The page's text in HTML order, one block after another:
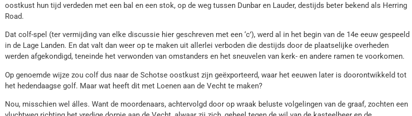
oostkust hun tijd verdeden met een bal en een stok, op de weg tussen Dunbar en Lauder, destijds beter bekend als Herring
Road.
Dat colf-spel (ter vermijding van elke discussie hier geschreven met een ‘c’), werd al in het begin van de 14e eeuw gespeeld
in de Lage Landen. En dat valt dan weer op te maken uit allerlei verboden die destijds door de plaatselijke overheden
werden afgekondigd, teneinde het verwonden van omstanders en het sneuvelen van kerk- en andere ramen te voorkomen.
Op genoemde wijze zou colf dus naar de Schotse oostkust zijn geëxporteerd, waar het eeuwen later is doorontwikkeld tot
het hedendaagse golf. Maar wat heeft dit met Loenen aan de Vecht te maken?
Nou, misschien wel álles. Want de moordenaars, achtervolgd door op wraak beluste volgelingen van de graaf, zochten een